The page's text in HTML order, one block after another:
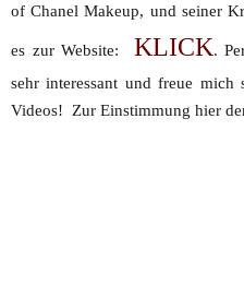
of Chanel Makeup, und seiner
es zur Website: KLICK.
sehr interessant und freue
Videos! Zur Einstimmung hier